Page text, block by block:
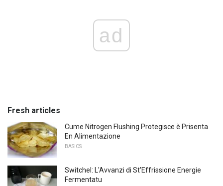
ad
Fresh articles
Cume Nitrogen Flushing Protegisce è Prisenta
En Alimentazione
BASICS
Switchel: L'Avvanzi di St'Effrissione Energie
Fermentatu